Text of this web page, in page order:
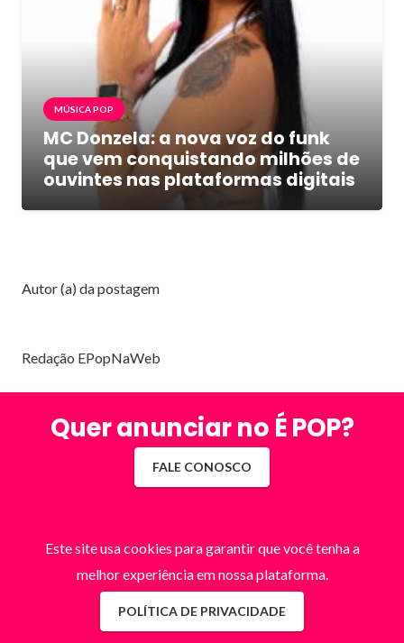
MÚSICA POP
MC Donzela: a nova voz do funk
que vem conquistando milhões de
ouvintes nas plataformas digitais
Autor (a) da postagem
Redação EPopNaWeb
Quer anunciar no É POP?
FALE CONOSCO
Este site usa cookies para garantir que você tenha a
melhor experiência em nossa plataforma.
POLÍTICA DE PRIVACIDADE